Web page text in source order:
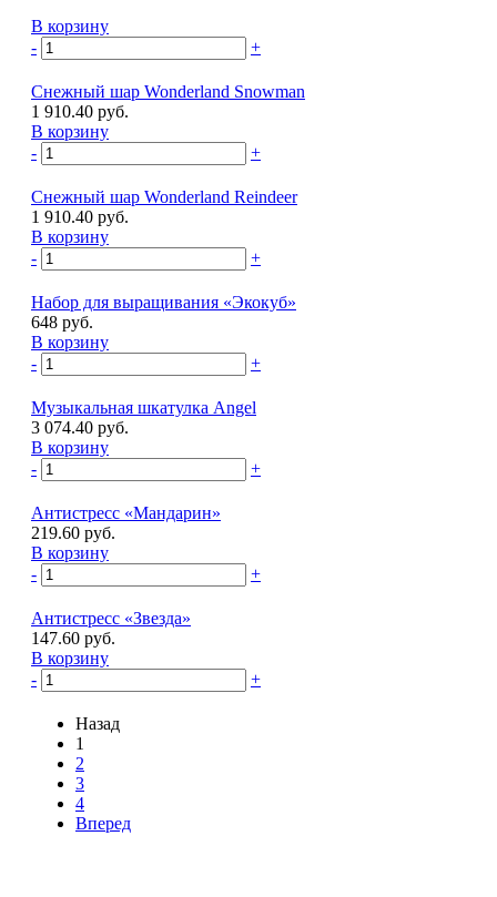
В корзину
-
+
Снежный шар Wonderland Snowman
1 910.40 руб.
В корзину
-
+
Снежный шар Wonderland Reindeer
1 910.40 руб.
В корзину
-
+
Набор для выращивания «Экокуб»
648 руб.
В корзину
-
+
Музыкальная шкатулка Angel
3 074.40 руб.
В корзину
-
+
Антистресс «Мандарин»
219.60 руб.
В корзину
-
+
Антистресс «Звезда»
147.60 руб.
В корзину
-
+
Назад
1
2
3
4
Вперед